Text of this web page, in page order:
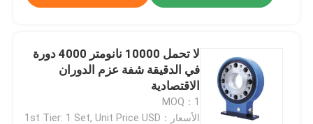
لا تحمل 10000 نانومتر 4000 دورة
في الدقيقة شفة عزم الدوران
الاقتصادية
MOQ：1
الأسعار：1st Tier: 1 Set, Unit Price USD